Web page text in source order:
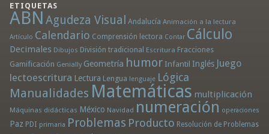
ETIQUETAS
ABN Agudeza Visual Andalucía Animación a la lectura
Artículo Calendario Comprensión lectora Contar Cálculo
Decimales Dibujos División tradicional Escritura Fracciones
Gamificación Genially Geometría humor Infantil Inglés Juego
lectoescritura Lectura Lengua lenguaje Lógica
Manualidades Matemáticas multiplicación
Máquinas didácticas México Navidad numeración operaciones
Paz PDI primaria Problemas Producto Resolución de Problemas